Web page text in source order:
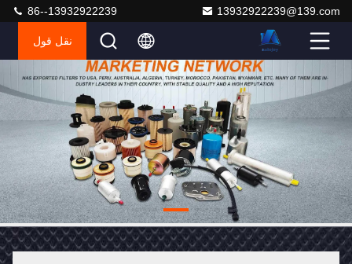
13932922239@139.com
86--13932922239
نقل قول